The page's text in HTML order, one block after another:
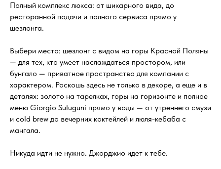
Полный комплекс люкса: от шикарного вида, до
ресторанной подачи и полного сервиса прямо у
шезлонга.
Выбери место: шезлонг с видом на горы Красной Поляны
— для тех, кто умеет наслаждаться простором, или
бунгало — приватное пространство для компании с
характером. Роскошь здесь не только в декоре, а еще и в
деталях: золото на тарелках, горы на горизонте и полное
меню Giorgio Suluguni прямо у воды — от утреннего смузи
и cold brew до вечерних коктейлей и люля-кебаба с
мангала.
Никуда идти не нужно. Джорджио идет к тебе.